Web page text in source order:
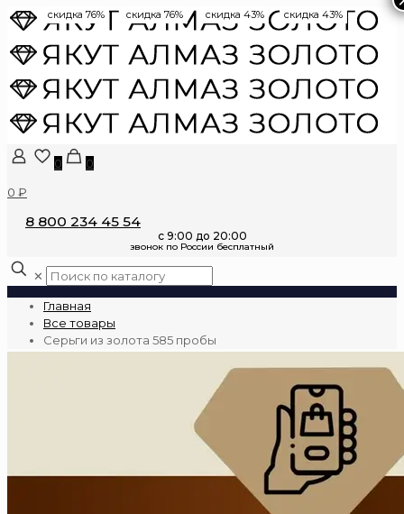
0
0
0 ₽
8 800 234 45 54
✕
Главная
Все товары
Серьги из золота 585 пробы
скидка 76% скидка 76% скидка 43% скидка 43%